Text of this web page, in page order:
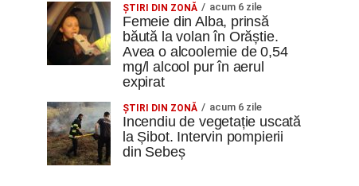
ŞTIRI DIN ZONĂ acum 6 zile
Femeie din Alba, prinsă
băută la volan în Orăștie.
Avea o alcoolemie de 0,54
mg/l alcool pur în aerul
expirat
ŞTIRI DIN ZONĂ acum 6 zile
Incendiu de vegetație uscată
la Șibot. Intervin pompierii
din Sebeș